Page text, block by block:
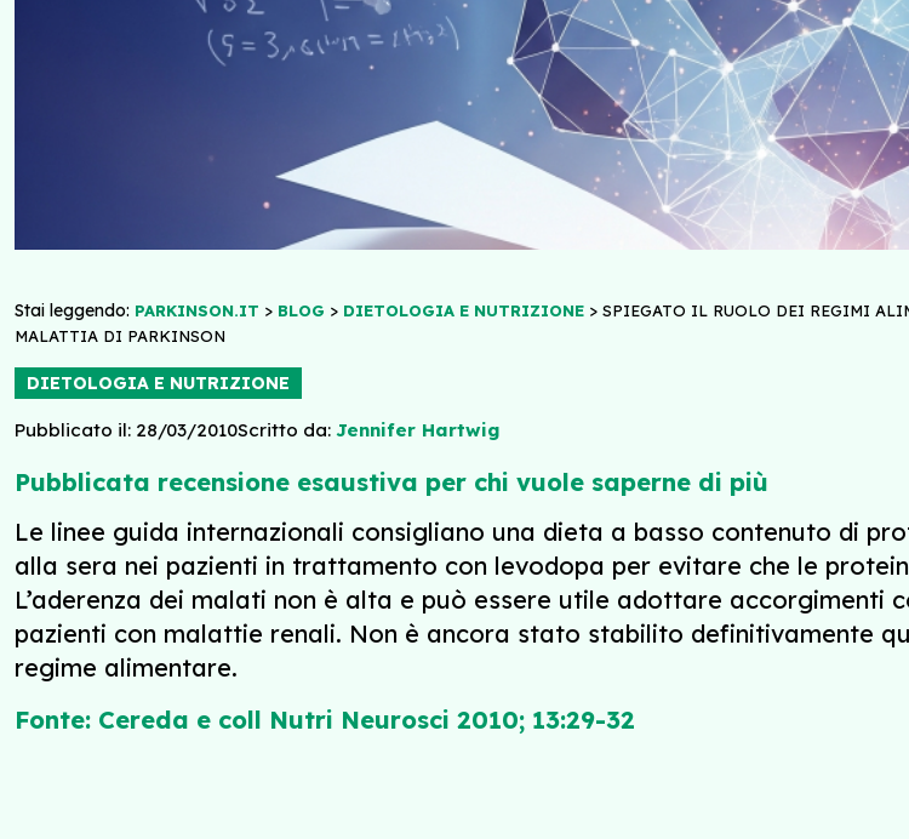
Stai leggendo: PARKINSON.IT > BLOG > DIETOLOGIA E NUTRIZIONE > SPIEGATO IL RUOLO DEI REGIMI
MALATTIA DI PARKINSON
DIETOLOGIA E NUTRIZIONE
Pubblicato il: 28/03/2010Scritto da: Jennifer Hartwig
Pubblicata recensione esaustiva per chi vuole saperne di più
Le linee guida internazionali consigliano una dieta a basso contenuto di
alla sera nei pazienti in trattamento con levodopa per evitare che le
L’aderenza dei malati non è alta e può essere utile adottare accorgimenti
pazienti con malattie renali. Non è ancora stato stabilito definitivamente
regime alimentare.
Fonte: Cereda e coll Nutri Neurosci 2010; 13:29-32